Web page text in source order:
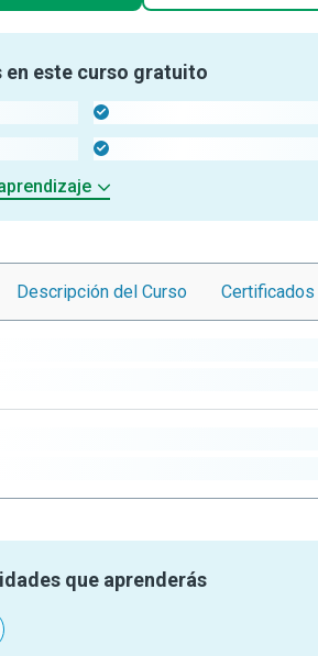
en este curso gratuito
Descripción del Curso Certificados
que aprenderás